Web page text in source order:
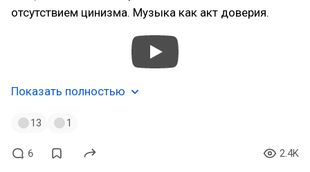
отсутствием цинизма. Музыка как акт доверия.
Показать полностью
13 1
6 2.4K